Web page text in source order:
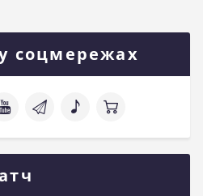
соцмережах